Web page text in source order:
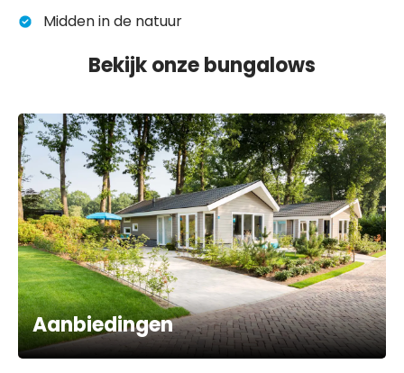
Midden in de natuur
Bekijk onze bungalows
Aanbiedingen